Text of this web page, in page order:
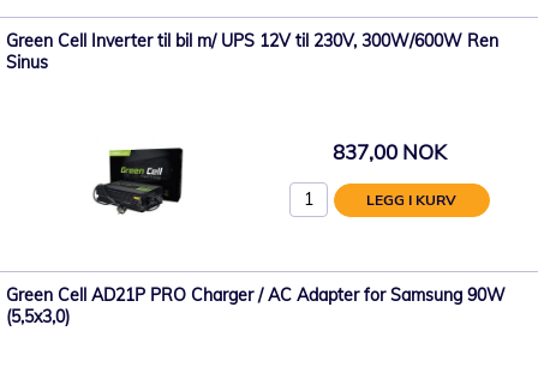
Green Cell Inverter til bil m/ UPS 12V til 230V, 300W/600W Ren
Sinus
837,00 NOK
LEGG I KURV
Green Cell AD21P PRO Charger / AC Adapter for Samsung 90W
(5,5x3,0)